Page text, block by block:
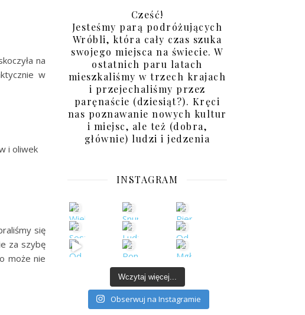
na
w
i oliwek
się
za szybę
może nie
Cześć!
Jesteśmy parą podróżujących
Wróbli, która cały czas szuka
swojego miejsca na świecie. W
ostatnich paru latach
mieszkaliśmy w trzech krajach
i przejechaliśmy przez
paręnaście (dziesiąt?). Kręci
nas poznawanie nowych kultur
i miejsc, ale też (dobra,
głównie) ludzi i jedzenia
INSTAGRAM
Wczytaj więcej...
Obserwuj na Instagramie